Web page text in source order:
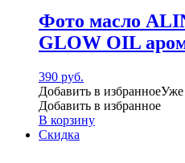
Фото масло
GLOW OIL
390 руб.
Добавить в избранноеУже
Добавить в избранное
В корзину
Скидка